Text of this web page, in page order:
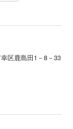
区鹿島田1－8－33